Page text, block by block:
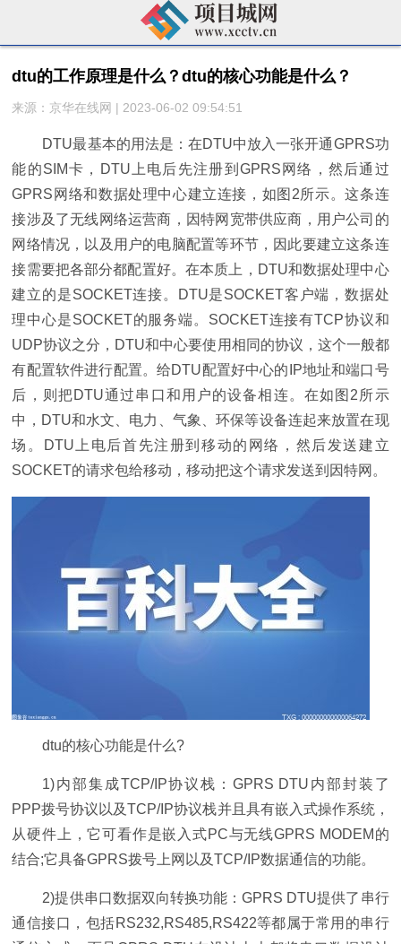
dtu的工作原理是什么？dtu的核心功能是什么？
来源：京华在线网 | 2023-06-02 09:54:51
DTU最基本的用法是：在DTU中放入一张开通GPRS功
能的SIM卡，DTU上电后先注册到GPRS网络，然后通过
GPRS网络和数据处理中心建立连接，如图2所示。这条连
接涉及了无线网络运营商，因特网宽带供应商，用户公司的
网络情况，以及用户的电脑配置等环节，因此要建立这条连
接需要把各部分都配置好。在本质上，DTU和数据处理中心
建立的是SOCKET连接。DTU是SOCKET客户端，数据处
理中心是SOCKET的服务端。SOCKET连接有TCP协议和
UDP协议之分，DTU和中心要使用相同的协议，这个一般都
有配置软件进行配置。给DTU配置好中心的IP地址和端口号
后，则把DTU通过串口和用户的设备相连。在如图2所示
中，DTU和水文、电力、气象、环保等设备连起来放置在现
场。DTU上电后首先注册到移动的网络，然后发送建立
SOCKET的请求包给移动，移动把这个请求发送到因特网。
dtu的核心功能是什么?
1)内部集成TCP/IP协议栈：GPRS DTU内部封装了
PPP拨号协议以及TCP/IP协议栈并且具有嵌入式操作系统，
从硬件上，它可看作是嵌入式PC与无线GPRS MODEM的
结合;它具备GPRS拨号上网以及TCP/IP数据通信的功能。
2)提供串口数据双向转换功能：GPRS DTU提供了串行
通信接口，包括RS232,RS485,RS422等都属于常用的串行